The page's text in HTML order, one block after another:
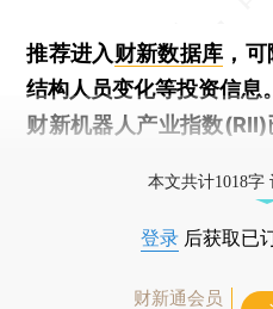
推荐进入财新数据库 ，
结构人员变化等投资信息。
财新机器人产业指数(RII)
本文共计1018字
登录 后获取已
财新通会员